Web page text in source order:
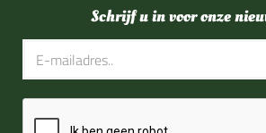
Schrijf u in voor onze